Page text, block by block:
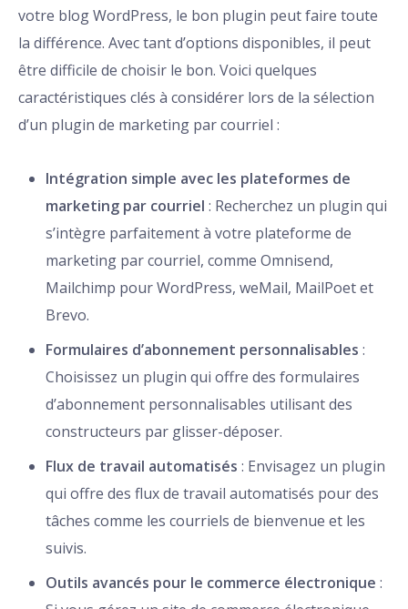
votre blog WordPress, le bon plugin peut faire toute
la différence. Avec tant d’options disponibles, il peut
être difficile de choisir le bon. Voici quelques
caractéristiques clés à considérer lors de la sélection
d’un plugin de marketing par courriel :
Intégration simple avec les plateformes de
marketing par courriel : Recherchez un plugin qui
s’intègre parfaitement à votre plateforme de
marketing par courriel, comme Omnisend,
Mailchimp pour WordPress, weMail, MailPoet et
Brevo.
Formulaires d’abonnement personnalisables :
Choisissez un plugin qui offre des formulaires
d’abonnement personnalisables utilisant des
constructeurs par glisser-déposer.
Flux de travail automatisés : Envisagez un plugin
qui offre des flux de travail automatisés pour des
tâches comme les courriels de bienvenue et les
suivis.
Outils avancés pour le commerce électronique :